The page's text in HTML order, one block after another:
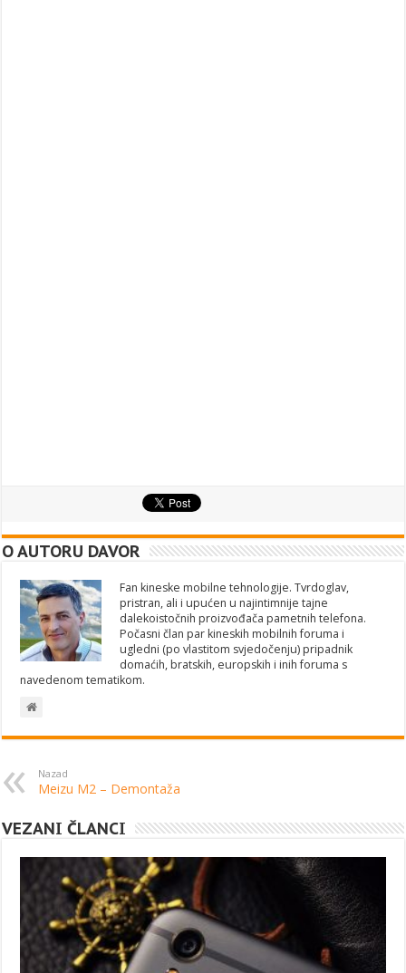
O AUTORU DAVOR
Fan kineske mobilne tehnologije. Tvrdoglav,
pristran, ali i upućen u najintimnije tajne
dalekoistočnih proizvođača pametnih telefona.
Počasni član par kineskih mobilnih foruma i
ugledni (po vlastitom svjedočenju) pripadnik
domaćih, bratskih, europskih i inih foruma s
navedenom tematikom.
Nazad
Meizu M2 – Demontaža
VEZANI ČLANCI